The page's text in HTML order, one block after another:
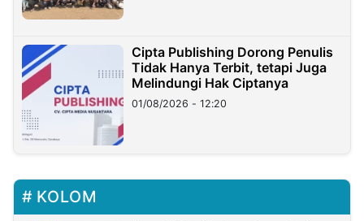
Cipta Publishing Dorong Penulis
Tidak Hanya Terbit, tetapi Juga
Melindungi Hak Ciptanya
01/08/2026 - 12:20
KOLOM